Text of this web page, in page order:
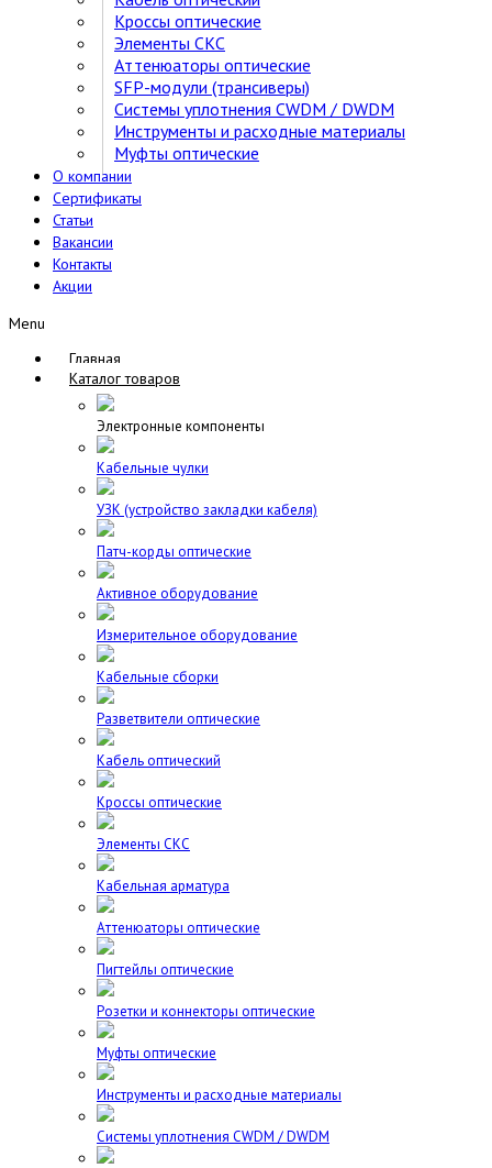
Кроссы оптические
Элементы СКС
Аттенюаторы оптические
SFP-модули (трансиверы)
Cистемы уплотнения CWDM / DWDM
Инструменты и расходные материалы
Муфты оптические
О компании
Сертификаты
Статьи
Вакансии
Контакты
Акции
Menu
Главная
Каталог товаров
Электронные компоненты
Кабельные чулки
УЗК (устройство закладки кабеля)
Патч-корды оптические
Активное оборудование
Измерительное оборудование
Кабельные сборки
Разветвители оптические
Кабель оптический
Кроссы оптические
Элементы СКС
Кабельная арматура
Аттенюаторы оптические
Пигтейлы оптические
Розетки и коннекторы оптические
Муфты оптические
Инструменты и расходные материалы
Cистемы уплотнения CWDM / DWDM